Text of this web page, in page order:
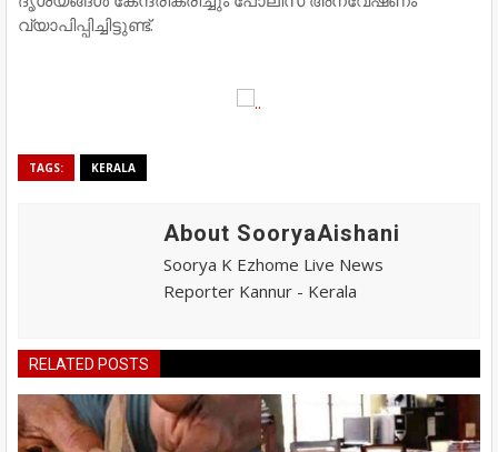
വ്യാപിപ്പിച്ചിട്ടുണ്ട്.
TAGS: KERALA
About SooryaAishani
Soorya K Ezhome Live News
Reporter Kannur - Kerala
RELATED POSTS